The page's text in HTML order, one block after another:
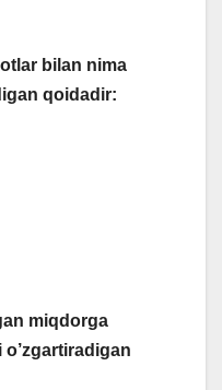
bilan nima
qoidadir:
miqdorga